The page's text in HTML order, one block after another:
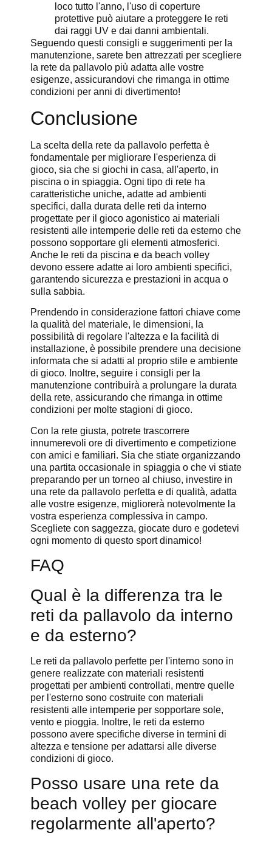
loco tutto l'anno, l'uso di coperture
protettive può aiutare a proteggere le reti
dai raggi UV e dai danni ambientali.
Seguendo questi consigli e suggerimenti per la
manutenzione, sarete ben attrezzati per scegliere
la rete da pallavolo più adatta alle vostre
esigenze, assicurandovi che rimanga in ottime
condizioni per anni di divertimento!
Conclusione
La scelta della rete da pallavolo perfetta è
fondamentale per migliorare l'esperienza di
gioco, sia che si giochi in casa, all'aperto, in
piscina o in spiaggia. Ogni tipo di rete ha
caratteristiche uniche, adatte ad ambienti
specifici, dalla durata delle reti da interno
progettate per il gioco agonistico ai materiali
resistenti alle intemperie delle reti da esterno che
possono sopportare gli elementi atmosferici.
Anche le reti da piscina e da beach volley
devono essere adatte ai loro ambienti specifici,
garantendo sicurezza e prestazioni in acqua o
sulla sabbia.
Prendendo in considerazione fattori chiave come
la qualità del materiale, le dimensioni, la
possibilità di regolare l'altezza e la facilità di
installazione, è possibile prendere una decisione
informata che si adatti al proprio stile e ambiente
di gioco. Inoltre, seguire i consigli per la
manutenzione contribuirà a prolungare la durata
della rete, assicurando che rimanga in ottime
condizioni per molte stagioni di gioco.
Con la rete giusta, potrete trascorrere
innumerevoli ore di divertimento e competizione
con amici e familiari. Sia che stiate organizzando
una partita occasionale in spiaggia o che vi stiate
preparando per un torneo al chiuso, investire in
una rete da pallavolo perfetta e di qualità, adatta
alle vostre esigenze, migliorerà notevolmente la
vostra esperienza complessiva in campo.
Scegliete con saggezza, giocate duro e godetevi
ogni momento di questo sport dinamico!
FAQ
Qual è la differenza tra le
reti da pallavolo da interno
e da esterno?
Le reti da pallavolo perfette per l'interno sono in
genere realizzate con materiali resistenti
progettati per ambienti controllati, mentre quelle
per l'esterno sono costruite con materiali
resistenti alle intemperie per sopportare sole,
vento e pioggia. Inoltre, le reti da esterno
possono avere specifiche diverse in termini di
altezza e tensione per adattarsi alle diverse
condizioni di gioco.
Posso usare una rete da
beach volley per giocare
regolarmente all'aperto?